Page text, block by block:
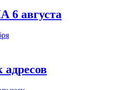
6 августа
адресов